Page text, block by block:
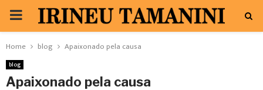
PRIMARY
MENU
Home blog Apaixonado pela causa
blog
Apaixonado pela causa